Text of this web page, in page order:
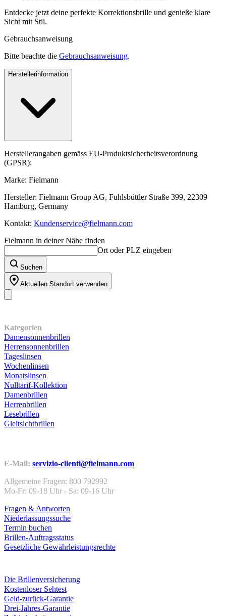
Entdecke jetzt deine perfekte Korrektionsbrille und genieße klare
Sicht mit Stil.
Gebrauchsanweisung
Bitte beachte die Gebrauchsanweisung.
Herstellerinformation
Herstellerangaben gemäss EU-Produktsicherheitsverordnung
(GPSR):
Marke: Fielmann
Hersteller: Fielmann Group AG, Fuhlsbüttler Straße 399, 22309
Hamburg, Germany
Kontakt: Kundenservice@fielmann.com
Fielmann in deiner Nähe finden
Ort oder PLZ eingeben
Suchen
Aktuellen Standort verwenden
Kategorien
Damensonnenbrillen
Herrensonnenbrillen
Tageslinsen
Wochenlinsen
Monatslinsen
Nulltarif-Kollektion
Damenbrillen
Herrenbrillen
Lesebrillen
Gleitsichtbrillen
E-Mail: servizio-clienti@fielmann.com
Allgemeine Fragen: 800 792992
Mo-Fr: 09-18 Uhr - Sa: 09-16 Uhr
Fragen & Antworten
Niederlassungssuche
Termin buchen
Brillen-Auftragsstatus
Gesetzliche Gewährleistungsrechte
Die Brillenversicherung
Kostenloser Sehtest
Geld-zurück-Garantie
Drei-Jahres-Garantie